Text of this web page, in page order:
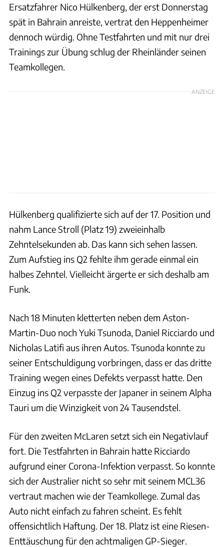
Ersatzfahrer Nico Hülkenberg, der erst Donnerstag
spät in Bahrain anreiste, vertrat den Heppenheimer
dennoch würdig. Ohne Testfahrten und mit nur drei
Trainings zur Übung schlug der Rheinländer seinen
Teamkollegen.
ANZEIGE
Hülkenberg qualifizierte sich auf der 17. Position und
nahm Lance Stroll (Platz 19) zweieinhalb
Zehntelsekunden ab. Das kann sich sehen lassen.
Zum Aufstieg ins Q2 fehlte ihm gerade einmal ein
halbes Zehntel. Vielleicht ärgerte er sich deshalb am
Funk.
Nach 18 Minuten kletterten neben dem Aston-
Martin-Duo noch Yuki Tsunoda, Daniel Ricciardo und
Nicholas Latifi aus ihren Autos. Tsunoda konnte zu
seiner Entschuldigung vorbringen, dass er das dritte
Training wegen eines Defekts verpasst hatte. Den
Einzug ins Q2 verpasste der Japaner in seinem Alpha
Tauri um die Winzigkeit von 24 Tausendstel.
Für den zweiten McLaren setzt sich ein Negativlauf
fort. Die Testfahrten in Bahrain hatte Ricciardo
aufgrund einer Corona-Infektion verpasst. So konnte
sich der Australier nicht so sehr mit seinem MCL36
vertraut machen wie der Teamkollege. Zumal das
Auto nicht einfach zu fahren scheint. Es fehlt
offensichtlich Haftung. Der 18. Platz ist eine Riesen-
Enttäuschung für den achtmaligen GP-Sieger.